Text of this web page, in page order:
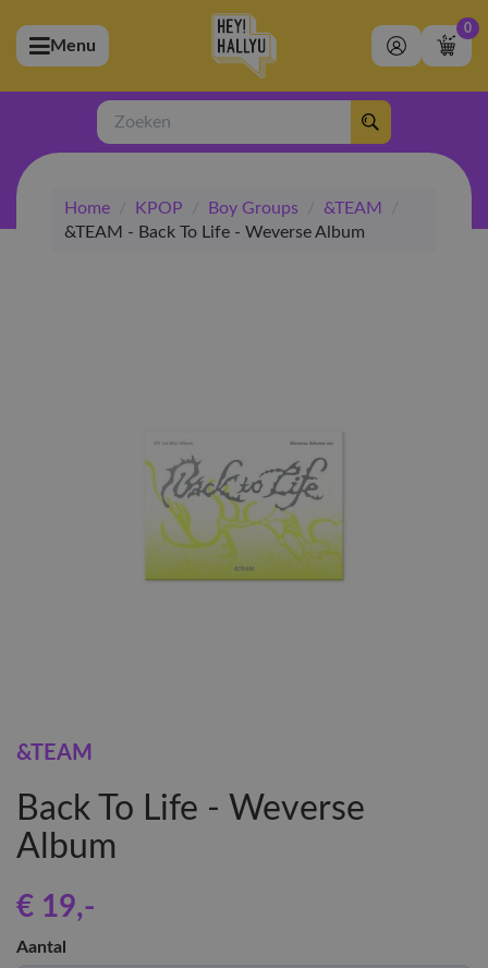
(Artiesten)
(Merchandise)
(Exclusive)
(Winkel)
Menu
0
Zoeken
Home / KPOP / Boy Groups / &TEAM
/
&TEAM - Back To Life - Weverse Album
&TEAM
Back To Life - Weverse
Album
€ 19,-
Aantal